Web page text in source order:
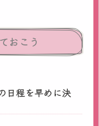
おこう
日程を早めに決